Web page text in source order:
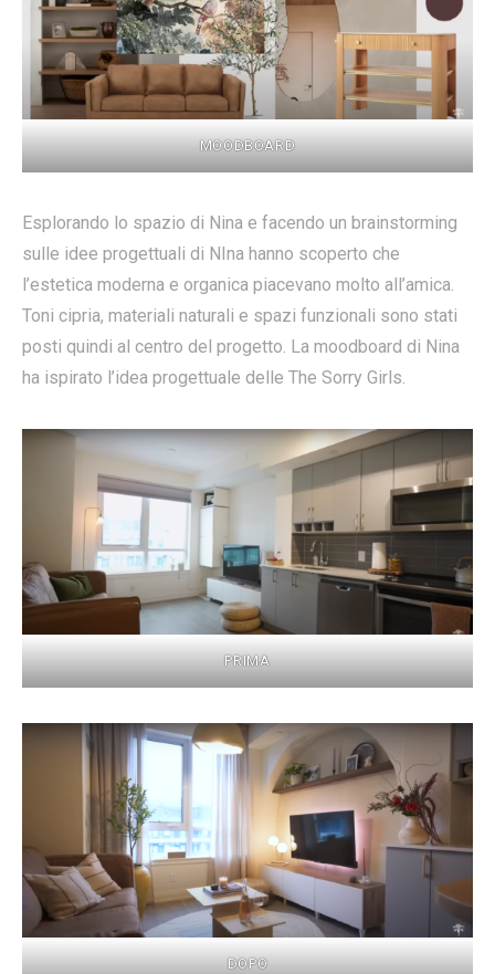
MOODBOARD
Esplorando lo spazio di Nina e facendo un brainstorming
sulle idee progettuali di NIna hanno scoperto che
l’estetica moderna e organica piacevano molto all’amica.
Toni cipria, materiali naturali e spazi funzionali sono stati
posti quindi al centro del progetto. La moodboard di Nina
ha ispirato l’idea progettuale delle The Sorry Girls.
PRIMA
DOPO